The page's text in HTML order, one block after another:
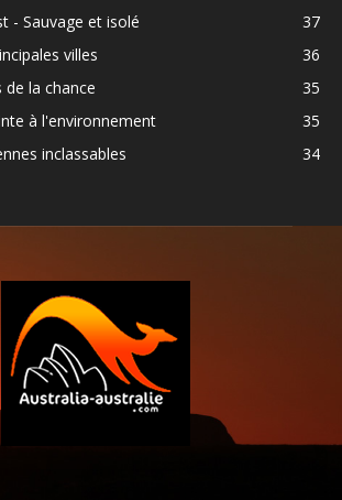
- Sauvage et isolé
37
villes
36
de la chance
35
à l'environnement
35
inclassables
34